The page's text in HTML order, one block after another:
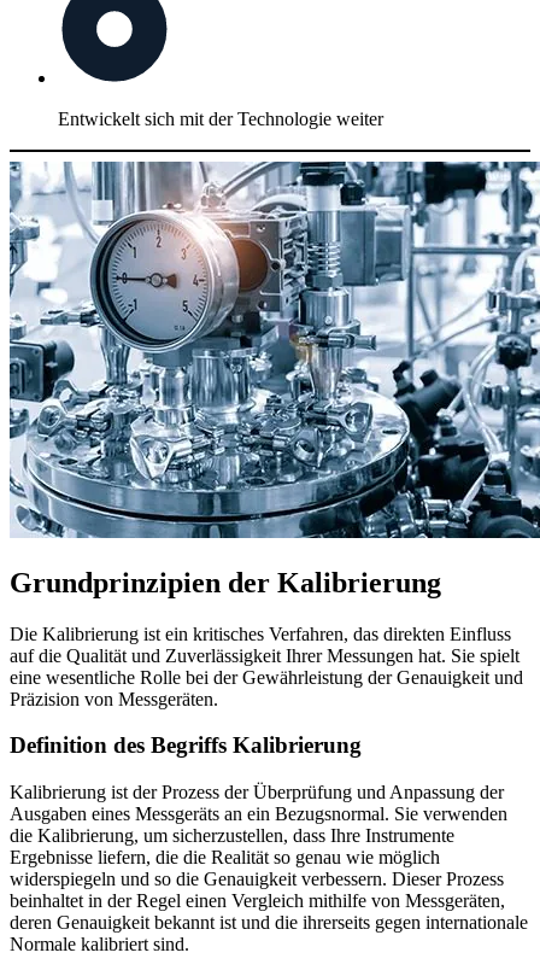
Entwickelt sich mit der Technologie weiter
Grundprinzipien der Kalibrierung
Die Kalibrierung ist ein kritisches Verfahren, das direkten Einfluss
auf die Qualität und Zuverlässigkeit Ihrer Messungen hat. Sie spielt
eine wesentliche Rolle bei der Gewährleistung der Genauigkeit und
Präzision von Messgeräten.
Definition des Begriffs Kalibrierung
Kalibrierung ist der Prozess der Überprüfung und Anpassung der
Ausgaben eines Messgeräts an ein Bezugsnormal. Sie verwenden
die Kalibrierung, um sicherzustellen, dass Ihre Instrumente
Ergebnisse liefern, die die Realität so genau wie möglich
widerspiegeln und so die Genauigkeit verbessern. Dieser Prozess
beinhaltet in der Regel einen Vergleich mithilfe von Messgeräten,
deren Genauigkeit bekannt ist und die ihrerseits gegen internationale
Normale kalibriert sind.